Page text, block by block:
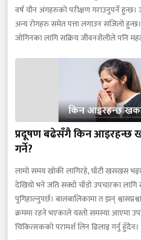
वर्ष यौन अंगहरुको परीक्षण गराउनुपर्ने
अन्य रोगहरु समेत पत्ता लगाउन सजिलो
जोगिनका लागि सक्रिय जीवनशैलीले पनि
प्रदूषण बढेसँगै किन आइरहन्छ
गर्ने?
लामो समय खोकी लागिरहे, घाँटी खसखस
देखियो भने जति सक्दो चाँडो उपचारका लागि
पुगिहाल्नुपर्छ। बालबालिकामा त झन्
क्रममा रहने भएकाले यस्तो समस्या आएमा
चिकित्सकको परामर्श लिन ढिलाइ गर्नु हुँदैन।